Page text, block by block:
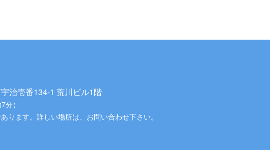
治壱番134-1 荒川ビル1階
分）
ります。 詳しい場所は、お問い合わせ下さい。